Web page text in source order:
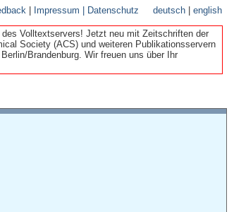
Impressum | Datenschutz deutsch |english
des Volltextservers! Jetzt neu mit Zeitschriften der
Society (ACS) und weiteren Publikationsservern
Brandenburg. Wir freuen uns über Ihr